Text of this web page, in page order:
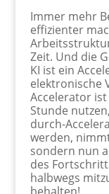
Immer mehr
effizienter
Zeit. Und die
KI ist ein
elektronische
Accelerator
Stunde
durch-
werden,
sondern nun
des
halbwegs